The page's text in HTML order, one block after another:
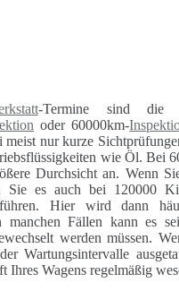
-Termine sind die
oder 60000km-
meist nur kurze
wie Öl. Bei
Durchsicht an. Wenn
Sie es auch bei 120000
Hier wird dann
manchen Fällen kann es
werden müssen.
Wartungsintervalle
Ihres Wagens regelmäßig